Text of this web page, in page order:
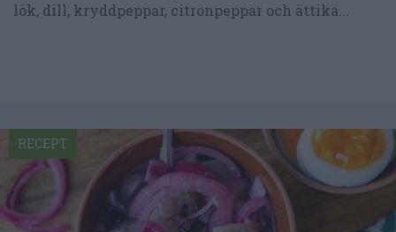
lök, dill, kryddpeppar, citronpeppar och ättika...
RECEPT